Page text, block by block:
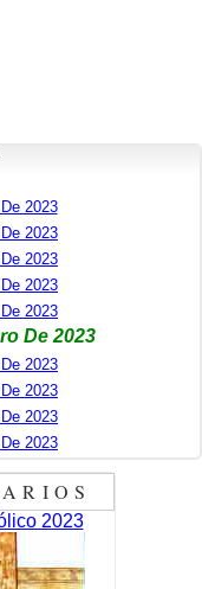
2023
2023
2023
2023
2023
De 2023
2023
2023
2023
2023
2023